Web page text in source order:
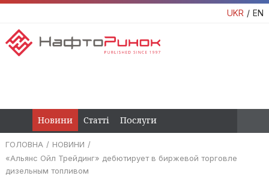
UKR EN
Новини Статті Послуги
ГОЛОВНА
НОВИНИ
«Альянс Ойл Трейдинг» дебютирует в биржевой торговле
дизельным топливом